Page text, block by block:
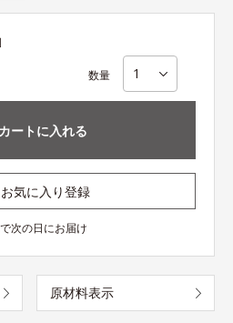
数量
カートに入れる
お気に入り登録
次の日にお届け
原材料表示